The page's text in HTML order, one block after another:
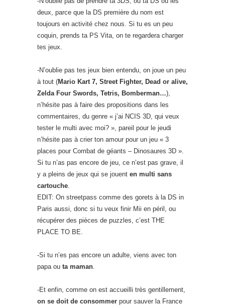
deux, parce que la DS première du nom est
toujours en activité chez nous. Si tu es un peu
coquin, prends ta PS Vita, on te regardera charger
tes jeux.
-N’oublie pas tes jeux bien entendu, on joue un peu
à tout (Mario Kart 7, Street Fighter, Dead or alive,
Zelda Four Swords, Tetris, Bomberman…),
n’hésite pas à faire des propositions dans les
commentaires, du genre « j’ai NCIS 3D, qui veux
tester le multi avec moi? », pareil pour le jeudi
n’hésite pas à crier ton amour pour un jeu « 3
places pour Combat de géants – Dinosaures 3D ».
Si tu n’as pas encore de jeu, ce n’est pas grave, il
y a pleins de jeux qui se jouent en multi sans
cartouche
EDIT: On streetpass comme des gorets à la DS in
Paris aussi, donc si tu veux finir Mii en péril, ou
récupérer des pièces de puzzles, c’est THE
PLACE TO BE.
-Si tu n’es pas encore un adulte, viens avec ton
papa ou ta maman
-Et enfin, comme on est accueilli très gentillement,
on se doit de consommer pour sauver la France